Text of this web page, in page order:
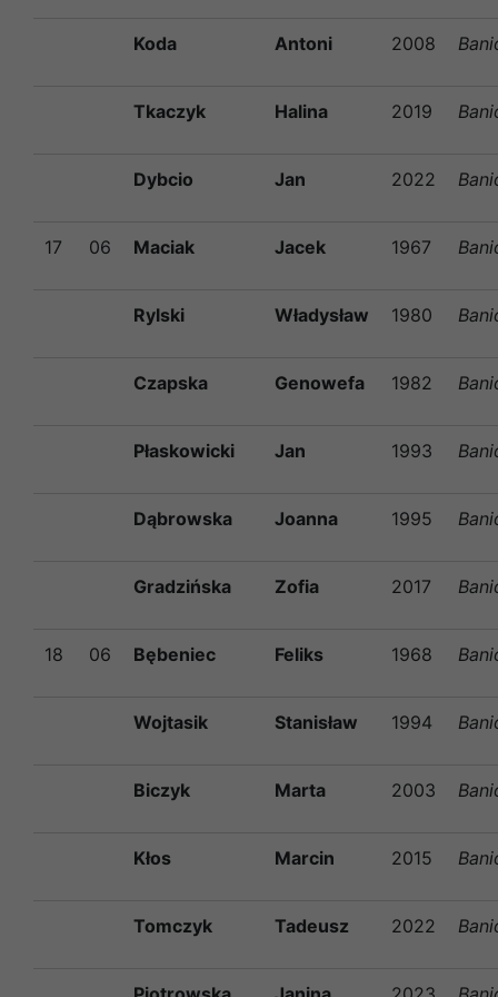
Koda Antoni 2008
Tkaczyk Halina 2019
Dybcio Jan 2022
17 06 Maciak Jacek 1967
Rylski Władysław 1980
Czapska Genowefa 1982
Płaskowicki Jan 1993
Dąbrowska Joanna 1995
Gradzińska Zofia 2017
18 06 Bębeniec Feliks 1968
Wojtasik Stanisław 1994
Biczyk Marta 2003
Kłos Marcin 2015
Tomczyk Tadeusz 2022